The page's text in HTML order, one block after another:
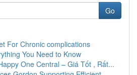
Go
For Chronic complications
You Need to Know
One Central – Giá Tốt , Rất...